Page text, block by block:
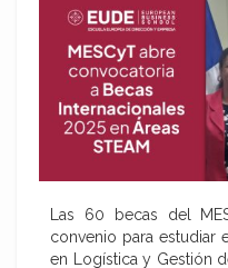
Las 60 becas del
convenio para estudiar
en Logística y Gestión